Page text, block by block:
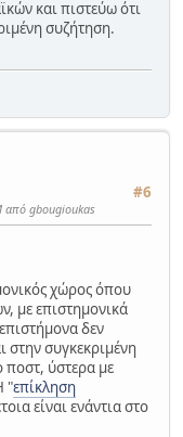
και πιστεύω ότι
συζήτηση.
#6
gbougioukas
χώρος όπου
με επιστημονικά
δεν
στην συγκεκριμένη
ύστερα με
"επίκληση
είναι ενάντια στο